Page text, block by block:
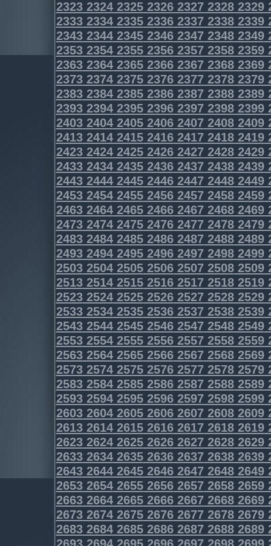
2323232423252326232723282329
2333233423352336233723382339
2343234423452346234723482349
2353235423552356235723582359
2363236423652366236723682369
2373237423752376237723782379
2383238423852386238723882389
2393239423952396239723982399
2403240424052406240724082409
2413241424152416241724182419
2423242424252426242724282429
2433243424352436243724382439
2443244424452446244724482449
2453245424552456245724582459
2463246424652466246724682469
2473247424752476247724782479
2483248424852486248724882489
2493249424952496249724982499
2503250425052506250725082509
2513251425152516251725182519
2523252425252526252725282529
2533253425352536253725382539
2543254425452546254725482549
2553255425552556255725582559
2563256425652566256725682569
2573257425752576257725782579
2583258425852586258725882589
2593259425952596259725982599
2603260426052606260726082609
2613261426152616261726182619
2623262426252626262726282629
2633263426352636263726382639
2643264426452646264726482649
2653265426552656265726582659
2663266426652666266726682669
2673267426752676267726782679
2683268426852686268726882689